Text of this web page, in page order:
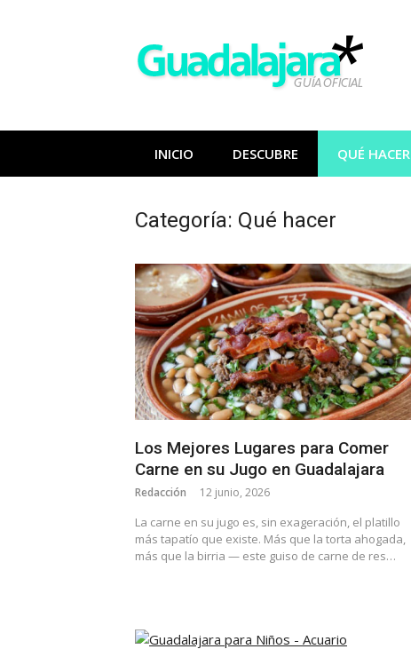
INICIO DESCUBRE QUÉ HACER
Categoría: Qué hacer
Los Mejores Lugares para Comer
Carne en su Jugo en Guadalajara
Redacción 12 junio, 2026
La carne en su jugo es, sin exageración, el platillo
más tapatío que existe. Más que la torta ahogada,
más que la birria — este guiso de carne de res…